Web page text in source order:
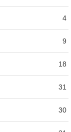
4
9
18
31
30